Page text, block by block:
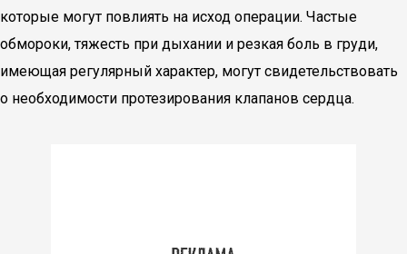
которые могут повлиять на исход операции. Частые
обмороки, тяжесть при дыхании и резкая боль в груди,
имеющая регулярный характер, могут свидетельствовать
о необходимости протезирования клапанов сердца.